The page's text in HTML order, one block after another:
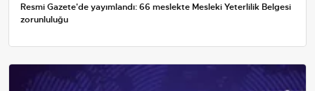
Resmi Gazete'de yayımlandı: 66 meslekte Mesleki Yeterlilik Belgesi
zorunluluğu